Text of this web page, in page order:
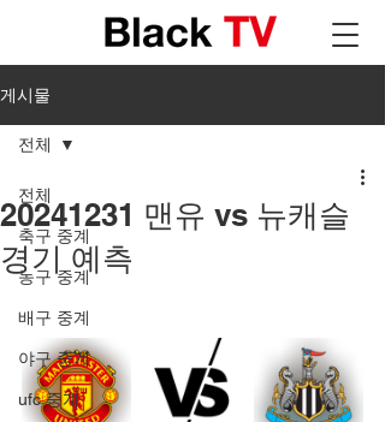
게시물
전체
축구 중계
농구 중계
배구 중계
야구 중계
ufc 중계
전체
20241231 맨유 vs 뉴캐슬
경기 예측